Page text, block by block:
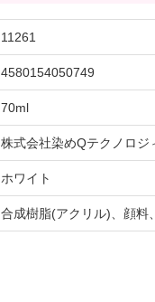
11261
4580154050749
70ml
株式会社染めQテクノロジ
ホワイト
合成樹脂(アクリル)、顔料